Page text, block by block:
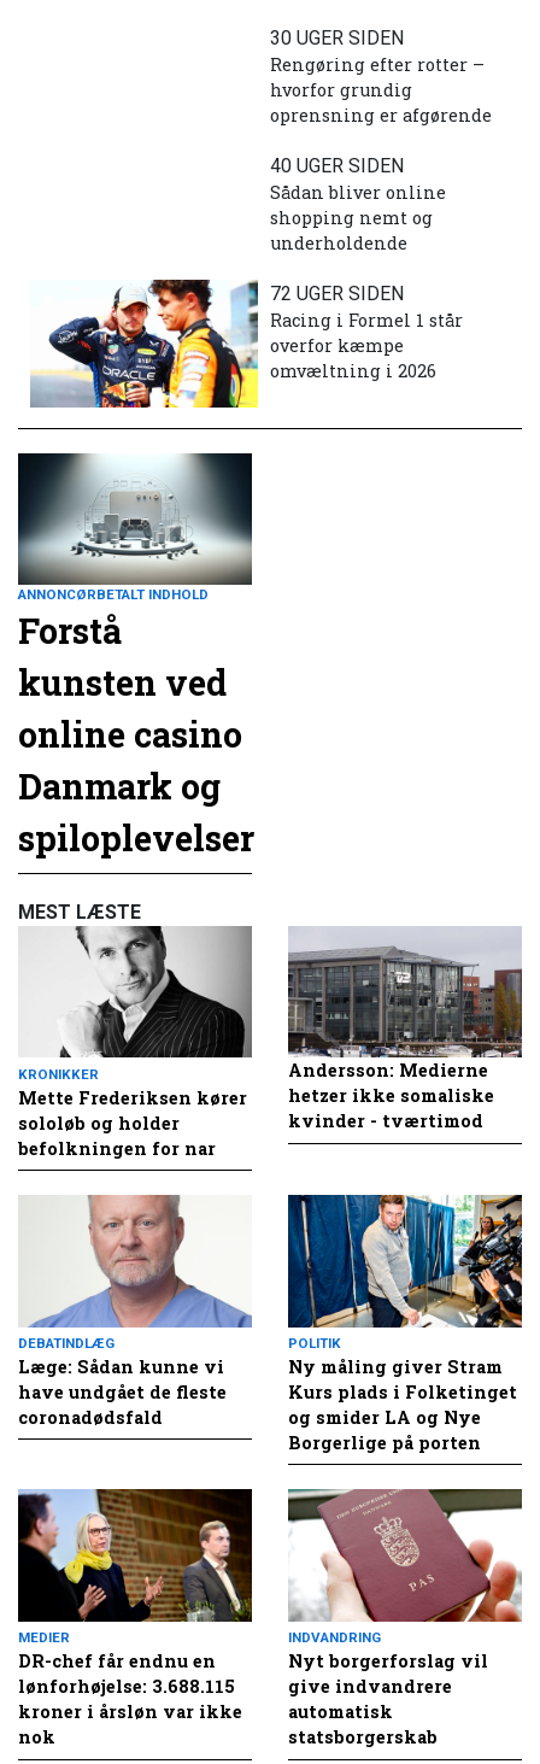
30 UGER SIDEN
Rengøring efter rotter –
hvorfor grundig
oprensning er afgørende
40 UGER SIDEN
Sådan bliver online
shopping nemt og
underholdende
72 UGER SIDEN
Racing i Formel 1 står
overfor kæmpe
omvæltning i 2026
ANNONCØRBETALT INDHOLD
Forstå
kunsten ved
online casino
Danmark og
spiloplevelser
MEST LÆSTE
KRONIKKER
Mette Frederiksen kører
sololøb og holder
befolkningen for nar
Andersson: Medierne
hetzer ikke somaliske
kvinder - tværtimod
DEBATINDLÆG
Læge: Sådan kunne vi
have undgået de fleste
coronadødsfald
POLITIK
Ny måling giver Stram
Kurs plads i Folketinget
og smider LA og Nye
Borgerlige på porten
MEDIER
DR-chef får endnu en
lønforhøjelse: 3.688.115
kroner i årsløn var ikke
nok
INDVANDRING
Nyt borgerforslag vil
give indvandrere
automatisk
statsborgerskab